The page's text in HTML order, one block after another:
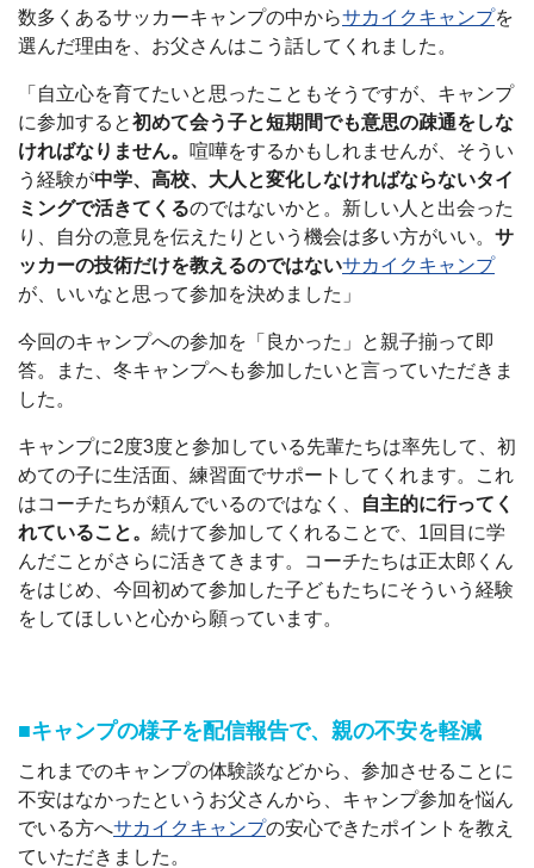
数多くあるサッカーキャンプの中からサカイクキャンプを
選んだ理由を、お父さんはこう話してくれました。
「自立心を育てたいと思ったこともそうですが、キャンプ
に参加すると初めて会う子と短期間でも意思の疎通をしな
ければなりません。 喧嘩をするかもしれませんが、そうい
う経験が中学、高校、大人と変化しなければならないタイ
ミングで活きてくるのではないかと。新しい人と出会った
り、自分の意見を伝えたりという機会は多い方がいい。 サ
ッカーの技術だけを教えるのではないサカイクキャンプ
が、いいなと思って参加を決めました」
今回のキャンプへの参加を「良かった」と親子揃って即
答。また、冬キャンプへも参加したいと言っていただきま
した。
キャンプに2度3度と参加している先輩たちは率先して、初
めての子に生活面、練習面でサポートしてくれます。これ
はコーチたちが頼んでいるのではなく、
自主的に行ってく
れていること。 続けて参加してくれることで、1回目に学
んだことがさらに活きてきます。コーチたちは正太郎くん
をはじめ、今回初めて参加した子どもたちにそういう経験
をしてほしいと心から願っています。
■キャンプの様子を配信報告で、親の不安を軽減
これまでのキャンプの体験談などから、参加させることに
不安はなかったというお父さんから、キャンプ参加を悩ん
でいる方へサカイクキャンプの安心できたポイントを教え
ていただきました。